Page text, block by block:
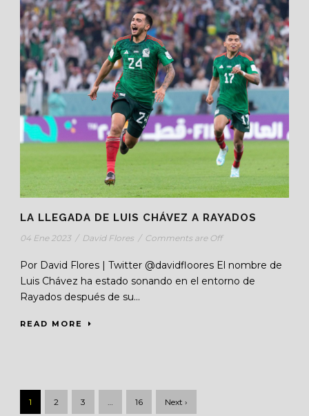
LA LLEGADA DE LUIS CHÁVEZ A RAYADOS
04 Ene 2023 / David Flores / Comments are Off
Por David Flores | Twitter @davidfloores El nombre de
Luis Chávez ha estado sonando en el entorno de
Rayados después de su...
READ MORE
1 2 3 16 Next ›